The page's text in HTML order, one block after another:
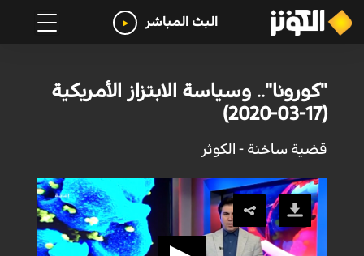
البث المباشر
"كورونا".. وسياسة الابتزاز الأمريكية
(17-03-2020)
قضية ساخنة - الكوثر